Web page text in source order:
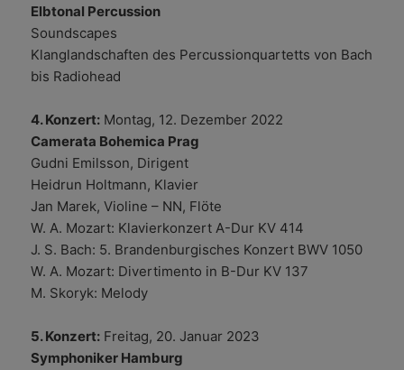
Elbtonal Percussion
Soundscapes
Klanglandschaften des Percussionquartetts von Bach
bis Radiohead
4. Konzert: Montag, 12. Dezember 2022
Camerata Bohemica Prag
Gudni Emilsson, Dirigent
Heidrun Holtmann, Klavier
Jan Marek, Violine – NN, Flöte
W. A. Mozart: Klavierkonzert A-Dur KV 414
J. S. Bach: 5. Brandenburgisches Konzert BWV 1050
W. A. Mozart: Divertimento in B-Dur KV 137
M. Skoryk: Melody
5. Konzert: Freitag, 20. Januar 2023
Symphoniker Hamburg